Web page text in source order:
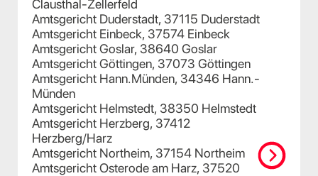
Clausthal-Zellerfeld
Amtsgericht Duderstadt, 37115 Duderstadt
Amtsgericht Einbeck, 37574 Einbeck
Amtsgericht Goslar, 38640 Goslar
Amtsgericht Göttingen, 37073 Göttingen
Amtsgericht Hann.Münden, 34346 Hann.-
Münden
Amtsgericht Helmstedt, 38350 Helmstedt
Amtsgericht Herzberg, 37412
Herzberg/Harz
Amtsgericht Northeim, 37154 Northeim
Amtsgericht Osterode am Harz, 37520